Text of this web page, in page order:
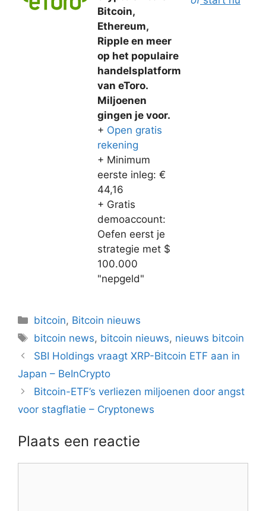
Bitcoin,
Ethereum,
Ripple en meer
op het populaire
handelsplatform
van eToro.
Miljoenen
gingen je voor.
+ Open gratis
rekening
+ Minimum
eerste inleg: €
44,16
+ Gratis
demoaccount:
Oefen eerst je
strategie met $
100.000
"nepgeld"
Categorieën
bitcoin, Bitcoin nieuws
Tags
bitcoin news, bitcoin nieuws, nieuws bitcoin
Berichtnavigatie
SBI Holdings vraagt XRP-Bitcoin ETF aan in
Japan – BeInCrypto
Bitcoin-ETF’s verliezen miljoenen door angst
voor stagflatie – Cryptonews
Plaats een reactie